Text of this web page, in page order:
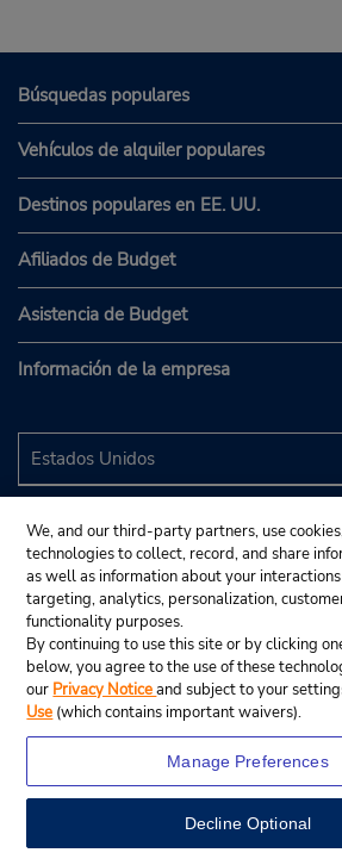
Búsquedas populares
Vehículos de alquiler populares
Destinos populares en EE. UU.
Afiliados de Budget
Asistencia de Budget
Información de la empresa
We, and our third-party partners, use
technologies to collect, record, and share
as well as information about your
targeting, analytics, personalization,
functionality purposes.
By continuing to use this site or by clicking
below, you agree to the use of these
our Privacy Noticeand subject to your
Use (which contains important waivers).
Manage Preferences
Decline Optional